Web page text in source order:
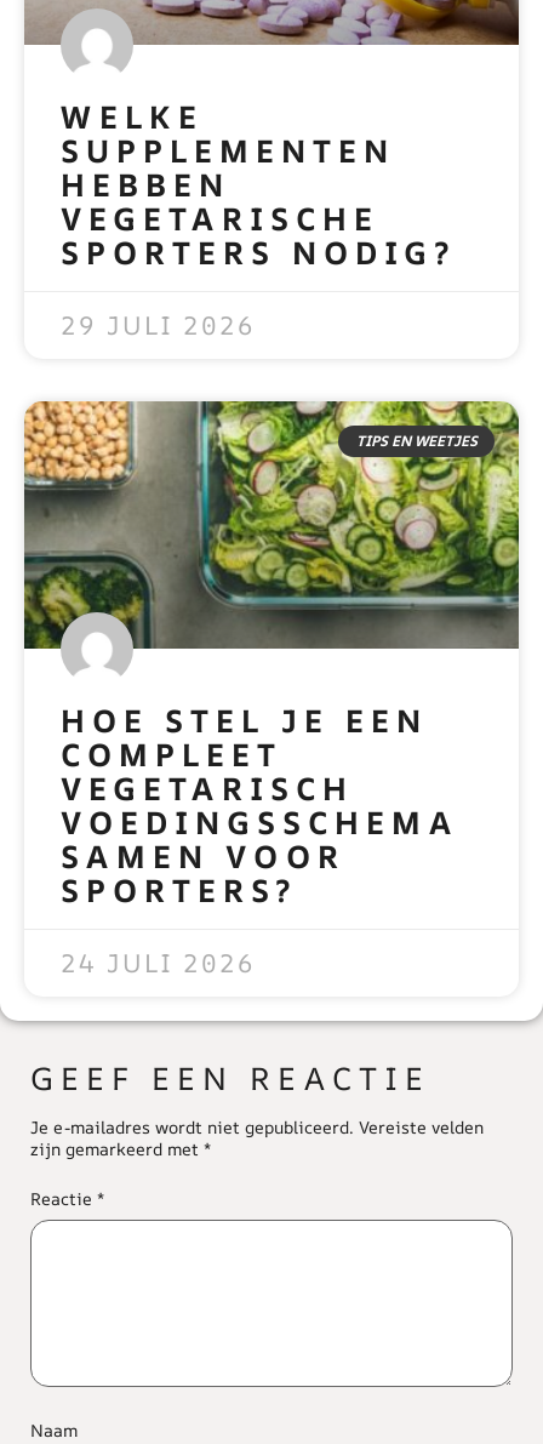
WELKE
SUPPLEMENTEN
HEBBEN
VEGETARISCHE
SPORTERS NODIG?
29 JULI 2026
TIPS EN WEETJES
HOE STEL JE EEN
COMPLEET
VEGETARISCH
VOEDINGSSCHEMA
SAMEN VOOR
SPORTERS?
24 JULI 2026
GEEF EEN REACTIE
Je e-mailadres wordt niet gepubliceerd. Vereiste velden
zijn gemarkeerd met *
Reactie *
Naam